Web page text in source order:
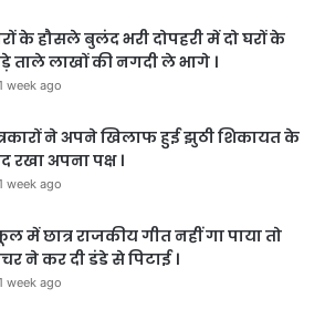
के हौसले बुलंद भरी दोपहरी में दो घरों के
ताले लाखों की नगदी ले भागे ।
week ago
ने अपने खिलाफ हुई झुठी शिकायत के
रखा अपना पक्ष ।
week ago
में छात्र राजकीय गीत नहीं गा पाया तो
ने कर दी डंडे से पिटाई ।
week ago